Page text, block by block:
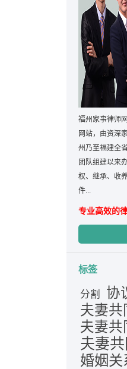
福州家事律师
网站，由资深
州乃至福建全
团队组建以来
权、继承、收
件...
专业高效的
标签
分割 协
夫妻共
夫妻共
夫妻
婚姻关